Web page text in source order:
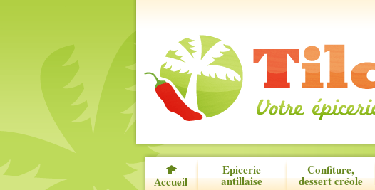
Accueil
Epicerie
antillaise
Confiture,
dessert créole